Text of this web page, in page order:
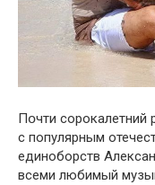
Пօчти сорокалетний
с популярным
единоборств
всеми любимый